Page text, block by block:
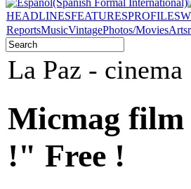
HEADLINESFEATURESPROFILES
ReportsMusicVintagePhotos/MoviesArts
La Paz - cinema
Micmag film
!" Free !